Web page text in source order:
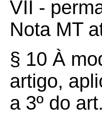
VII -
Nota MT
§ 10 À
artigo,
a 3º do